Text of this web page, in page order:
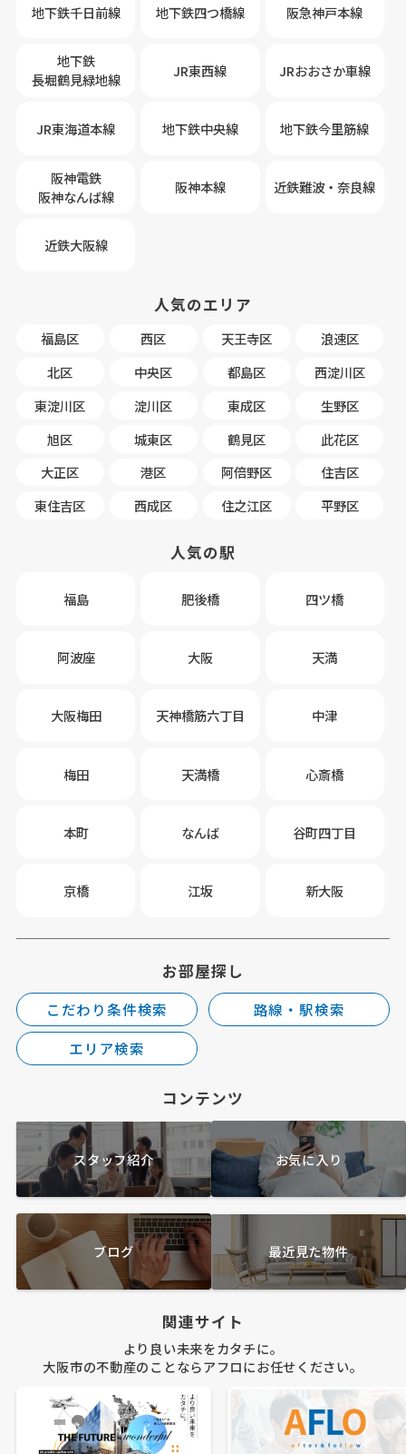
地下鉄千日前線 地下鉄四つ橋線 阪急神戸本線
地下鉄
長堀鶴見緑地線
JR東西線 JRおおさか車線
JR東海道本線 地下鉄中央線 地下鉄今里筋線
阪神電鉄
阪神なんば線
阪神本線 近鉄難波・奈良線
近鉄大阪線
人気のエリア
福島区 西区 天王寺区
浪速区
北区
中央区 都島区
西淀川区
東淀川区
淀川区 東成区
生野区
旭区
城東区 鶴見区
此花区
大正区
港区 阿倍野区
住吉区
東住吉区
西成区 住之江区 平野区
人気の駅
福島 肥後橋 四ツ橋
阿波座 大阪 天満
大阪梅田 天神橋筋六丁目 中津
梅田 天満橋 心斎橋
本町 なんば 谷町四丁目
京橋 江坂 新大阪
お部屋探し
こだわり条件検索
路線・駅検索
エリア検索
コンテンツ
スタッフ紹介 お気に入り
ブログ 最近見た物件
関連サイト
より良い未来をカタチに。
大阪市の不動産のことならアフロにお任せください。